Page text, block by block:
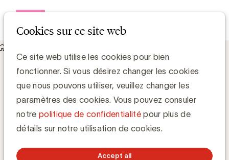
Cookies sur ce site web
Ce site web utilise les cookies pour bien
fonctionner. Si vous désirez changer les cookies
que nous pouvons utiliser, veuillez changer les
paramètres des cookies. Vous pouvez consuler
notre politique de confidentialitépour plus de
détails sur notre utilisation de cookies.
Accept all
L'adressable percolerait plus que la pub classique
L'adressable percolerait plus que la pub
classique
Media Marketing